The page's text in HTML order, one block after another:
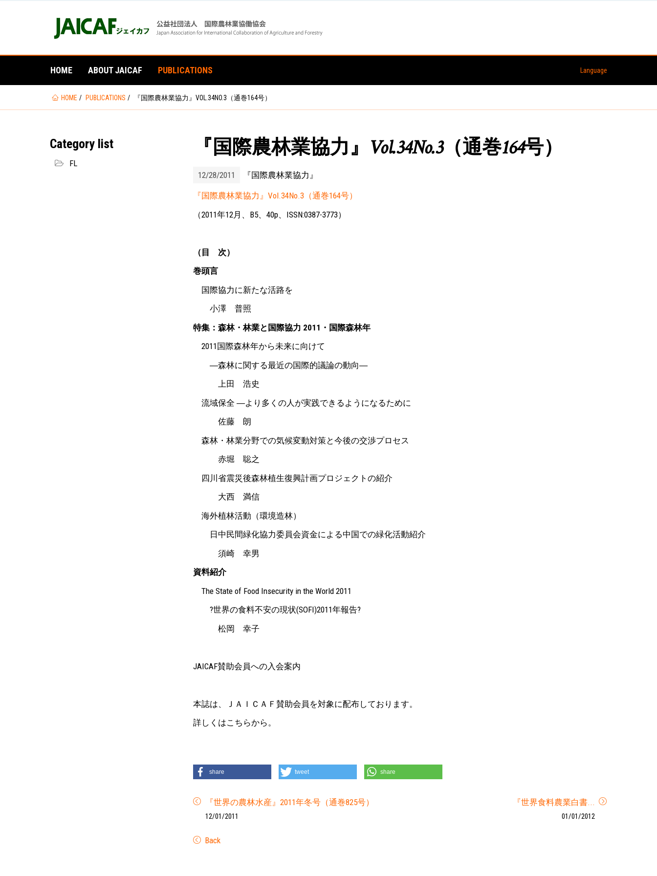
Language
HOME ABOUT JAICAF PUBLICATIONS
HOME PUBLICATIONS 『国際農林業協力』VOL.34NO.3（通巻164号）
Category list
FL
『国際農林業協力』Vol.34No.3（通巻164号）
12/28/2011 『国際農林業協力』
『国際農林業協力』Vol.34No.3（通巻164号）
（2011年12月、B5、40p、ISSN:0387-3773）
（目 次）
巻頭言
国際協力に新たな活路を
小澤 普照
特集：森林・林業と国際協力 2011・国際森林年
2011国際森林年から未来に向けて
―森林に関する最近の国際的議論の動向―
上田 浩史
流域保全 ―より多くの人が実践できるようになるために
佐藤 朗
森林・林業分野での気候変動対策と今後の交渉プロセス
赤堀 聡之
四川省震災後森林植生復興計画プロジェクトの紹介
大西 満信
海外植林活動（環境造林）
日中民間緑化協力委員会資金による中国での緑化活動紹介
須崎 幸男
資料紹介
The State of Food Insecurity in the World 2011
?世界の食料不安の現状(SOFI)2011年報告?
松岡 幸子
JAICAF賛助会員への入会案内
本誌は、ＪＡＩＣＡＦ賛助会員を対象に配布しております。
詳しくはこちらから。
share tweet share
『世界の農林水産』2011年冬号（通巻825号）
12/01/2011
『世界食料農業白書...
01/01/2012
Back